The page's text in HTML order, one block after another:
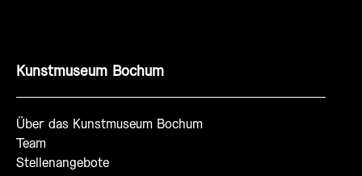
Kunstmuseum Bochum
Über das Kunstmuseum Bochum
Team
Stellenangebote